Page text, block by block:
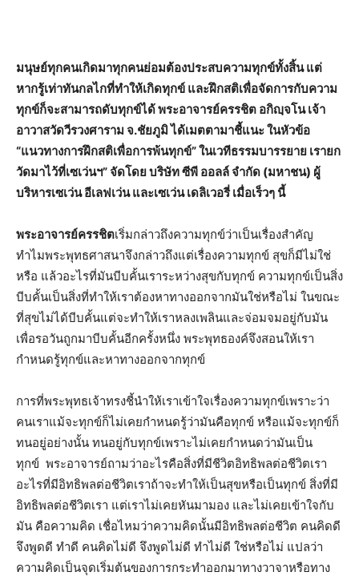
มนุษย์ทุกคนเกิดมาทุกคนย่อมต้องประสบความทุกข์ทั้งสิ้น แต่
หากรู้เท่าทันกลไกที่ทำให้เกิดทุกข์ และฝึกสติเพื่อจัดการกับความ
ทุกข์ก็จะสามารถดับทุกข์ได้ พระอาจารย์ครรชิต อกิญฺจโน เจ้า
อาวาสวัดวีรวงศาราม จ.ชัยภูมิ ได้เมตตามาชี้แนะ ในหัวข้อ
“แนวทางการฝึกสติเพื่อการพ้นทุกข์” ในเวทีธรรมบารรยาย เรายก
วัดมาไว้ที่เซเว่นฯ” จัดโดย บริษัท ซีพี ออลล์ จำกัด (มหาชน) ผู้
บริหารเซเว่น อีเลฟเว่น และเซเว่น เดลิเวอรี่ เมื่อเร็วๆ นี้
พระอาจารย์ครรชิตเริ่มกล่าวถึงความทุกข์ว่าเป็นเรื่องสำคัญ
ทำไมพระพุทธศาสนาจึงกล่าวถึงแต่เรื่องความทุกข์ สุขก็มีไม่ใช่
หรือ แล้วอะไรที่มันบีบคั้นเราระหว่างสุขกับทุกข์ ความทุกข์เป็นสิ่ง
บีบคั้นเป็นสิ่งที่ทำให้เราต้องหาทางออกจากมันใช่หรือไม่ ในขณะ
ที่สุขไม่ได้บีบคั้นแต่จะทำให้เราหลงเพลินและจ่อมจมอยู่กับมัน
เพื่อรอวันถูกมาบีบคั้นอีกครั้งหนึ่ง พระพุทธองค์จึงสอนให้เรา
กำหนดรู้ทุกข์และหาทางออกจากทุกข์
การที่พระพุทธเจ้าทรงชี้นำให้เราเข้าใจเรื่องความทุกข์เพราะว่า
คนเราแม้จะทุกข์ก็ไม่เคยกำหนดรู้ว่ามันคือทุกข์ หรือแม้จะทุกข์ก็
ทนอยู่อย่างนั้น ทนอยู่กับทุกข์เพราะไม่เคยกำหนดว่ามันเป็น
ทุกข์ พระอาจารย์ถามว่าอะไรคือสิ่งที่มีชีวิตอิทธิพลต่อชีวิตเรา
อะไรที่มีอิทธิพลต่อชีวิตเราถ้าจะทำให้เป็นสุขหรือเป็นทุกข์ สิ่งที่มี
อิทธิพลต่อชีวิตเรา แต่เราไม่เคยหันมามอง และไม่เคยเข้าใจกับ
มัน คือความคิด เชื่อไหมว่าความคิดนั้นมีอิทธิพลต่อชีวิต คนคิดดี
จึงพูดดี ทำดี คนคิดไม่ดี จึงพูดไม่ดี ทำไม่ดี ใช่หรือไม่ แปลว่า
ความคิดเป็นจุดเริ่มต้นของการกระทำออกมาทางวาจาหรือทาง